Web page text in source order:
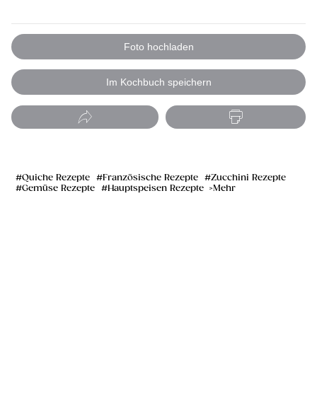
Foto hochladen
Im Kochbuch speichern
Quiche Rezepte Französische Rezepte
Zucchini Rezepte
Gemüse Rezepte
Hauptspeisen Rezepte Mehr